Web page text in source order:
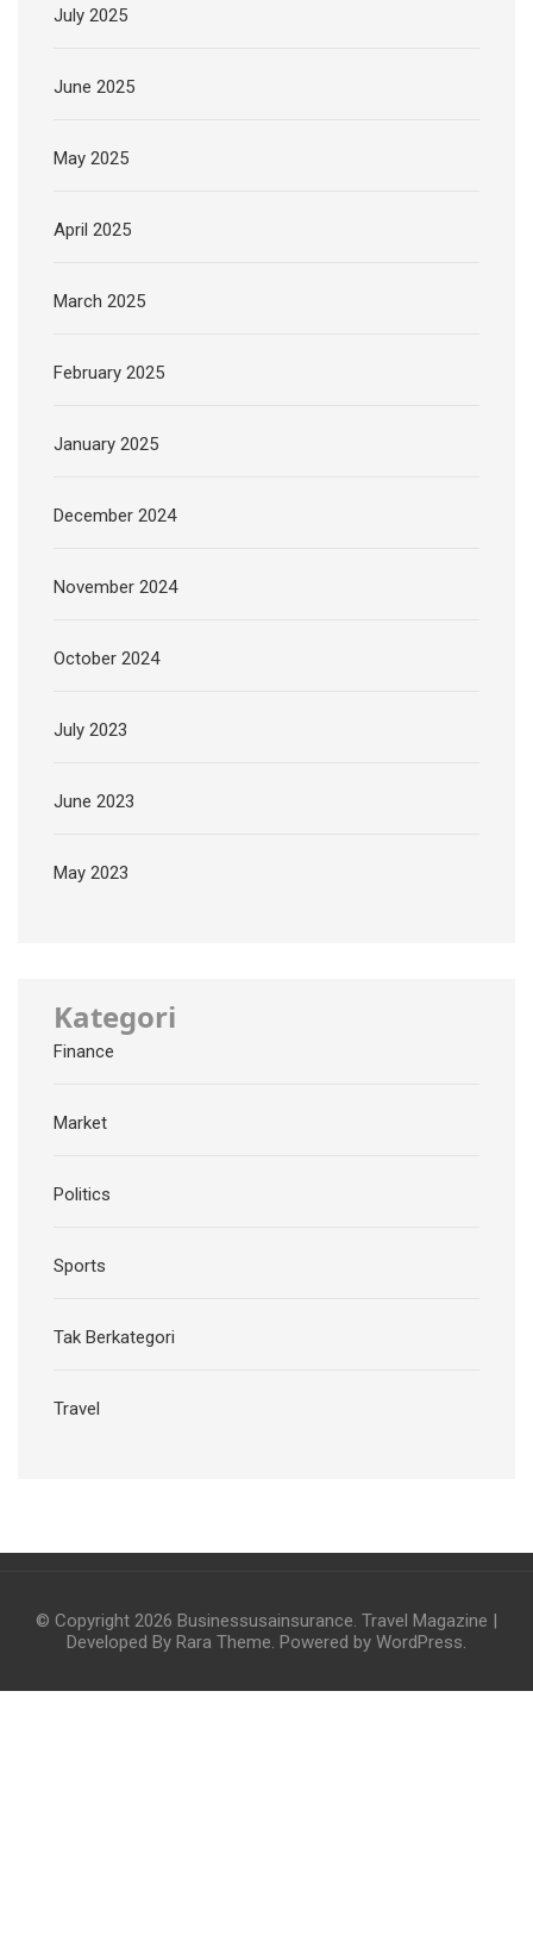
July 2025
June 2025
May 2025
April 2025
March 2025
February 2025
January 2025
December 2024
November 2024
October 2024
July 2023
June 2023
May 2023
Kategori
Finance
Market
Politics
Sports
Tak Berkategori
Travel
© Copyright 2026 Businessusainsurance. Travel Magazine |
Developed By Rara Theme. Powered by WordPress.